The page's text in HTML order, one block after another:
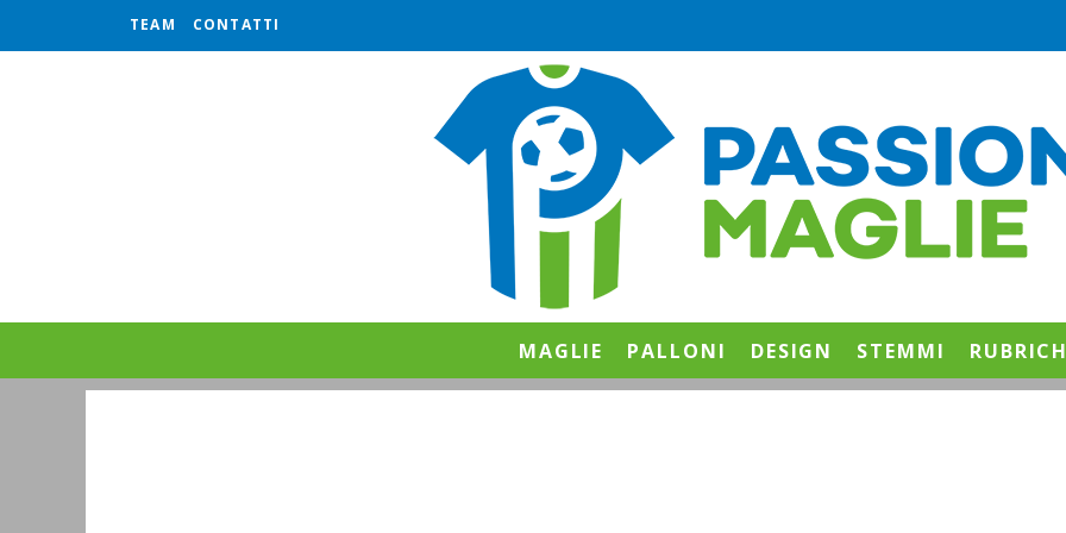
TEAM CONTATTI
MAGLIE PALLONI DESIGN STEMMI